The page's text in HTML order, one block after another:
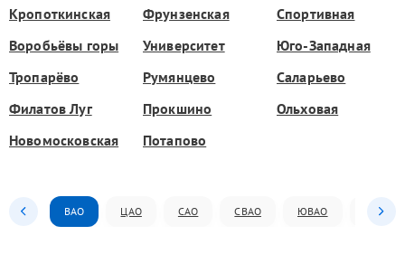
Кропоткинская
Фрунзенская
Спортивная
Воробьёвы горы
Университет
Юго-Западная
Тропарёво
Румянцево
Саларьево
Филатов Луг
Прокшино
Ольховая
Новомосковская
Потапово
ВАО ЦАО САО СВАО ЮВАО ЮАО